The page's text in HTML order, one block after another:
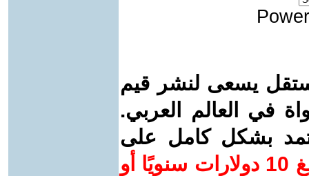
يسعى لنشر قيم
في العالم العربي.
بشكل كامل على
ساهم/ي معنا! بدعمكم بمبلغ 10 دولارات سنويًا أو